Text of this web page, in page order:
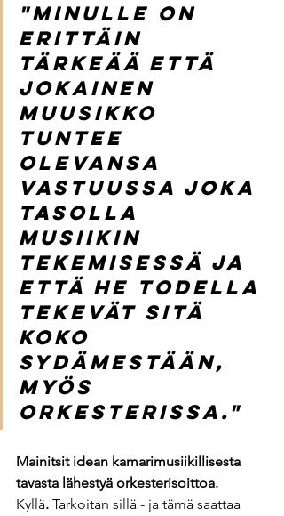
"Minulle on
erittäin
tärkeää että
jokainen
muusikko
tuntee
olevansa
vastuussa joka
tasolla
musiikin
tekemisessä ja
että he todella
tekevät sitä
koko
sydämestään,
myös
orkesterissa."
Mainitsit idean kamarimusiikillisesta
tavasta lähestyä orkesterisoittoa.
Kyllä. Tarkoitan sillä - ja tämä saattaa